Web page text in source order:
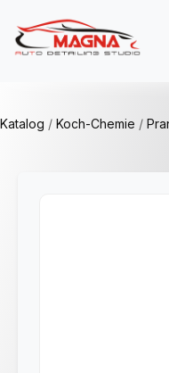
Katalog / Koch-Chemie /